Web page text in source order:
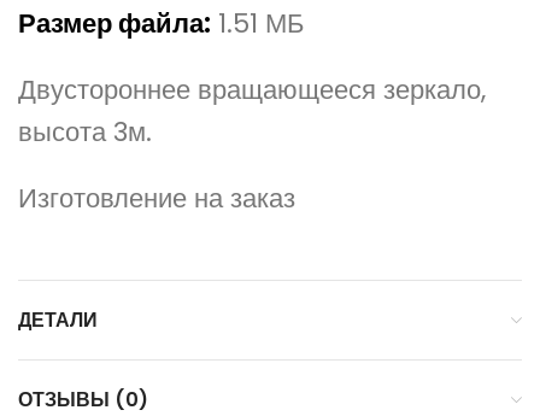
Размер файла: 1.51 МБ
Двустороннее вращающееся зеркало,
высота 3м.
Изготовление на заказ
ДЕТАЛИ
ОТЗЫВЫ (0)